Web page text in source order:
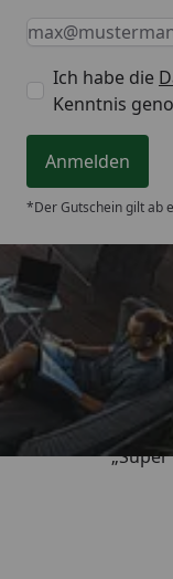
Keine Eingabe
Eingabe
E-Mail *
Ich habe die
Kenntnis
Anmelden
*Der Gutschein gilt ab